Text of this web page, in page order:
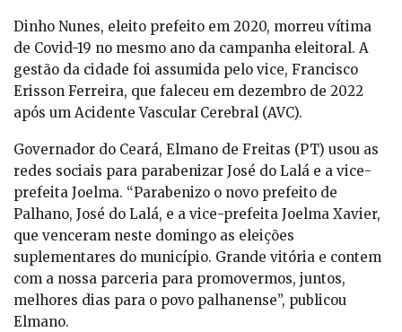
Dinho Nunes, eleito prefeito em 2020, morreu vítima
de Covid-19 no mesmo ano da campanha eleitoral. A
gestão da cidade foi assumida pelo vice, Francisco
Erisson Ferreira, que faleceu em dezembro de 2022
após um Acidente Vascular Cerebral (AVC).
Governador do Ceará, Elmano de Freitas (PT) usou as
redes sociais para parabenizar José do Lalá e a vice-
prefeita Joelma. “Parabenizo o novo prefeito de
Palhano, José do Lalá, e a vice-prefeita Joelma Xavier,
que venceram neste domingo as eleições
suplementares do município. Grande vitória e contem
com a nossa parceria para promovermos, juntos,
melhores dias para o povo palhanense”, publicou
Elmano.